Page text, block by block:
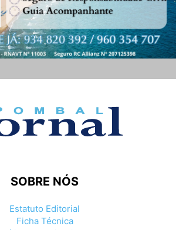
SOBRE NÓS
Estatuto Editorial
Ficha Técnica